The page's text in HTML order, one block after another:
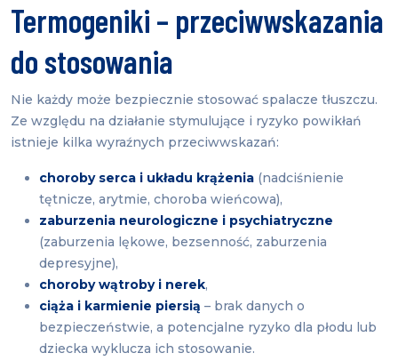
Termogeniki – przeciwwskazania
do stosowania
Nie każdy może bezpiecznie stosować spalacze tłuszczu.
Ze względu na działanie stymulujące i ryzyko powikłań
istnieje kilka wyraźnych przeciwwskazań:
choroby serca i układu krążenia (nadciśnienie
tętnicze, arytmie, choroba wieńcowa),
zaburzenia neurologiczne i psychiatryczne
(zaburzenia lękowe, bezsenność, zaburzenia
depresyjne),
choroby wątroby i nerek,
ciąża i karmienie piersią – brak danych o
bezpieczeństwie, a potencjalne ryzyko dla płodu lub
dziecka wyklucza ich stosowanie.